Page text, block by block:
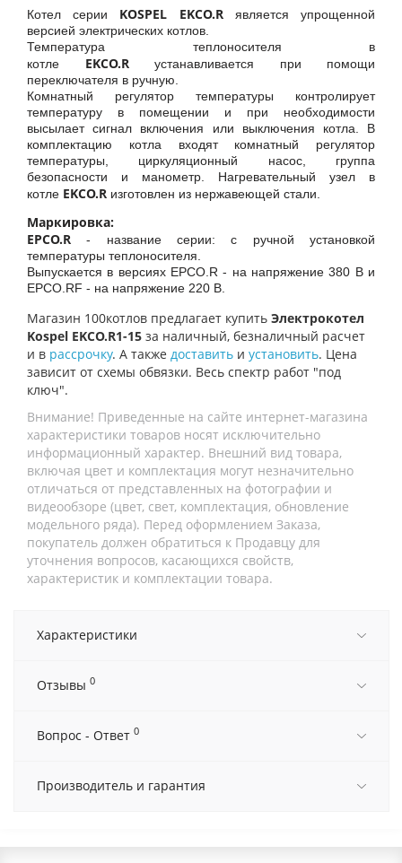
Котел серии KOSPEL EKCO.Rявляется упрощенной
версией электрических котлов.
Температура теплоносителя в
котле EKCO.Rустанавливается при помощи
переключателя в ручную.
Комнатный регулятор температуры контролирует
температуру в помещении и при необходимости
высылает сигнал включения или выключения котла. В
комплектацию котла входят комнатный регулятор
температуры, циркуляционный насос, группа
безопасности и манометр. Нагревательный узел в
котле EKCO.R изготовлен из нержавеющей стали.
Маркировка:
EPCO.R - название серии: с ручной установкой
температуры теплоносителя.
Выпускается в версиях EPCO.R - на напряжение 380 В и
EPCO.RF - на напряжение 220 В.
Магазин 100котлов предлагает купить Электрокотел
Kospel EKCO.R1-15 за наличный, безналичный расчет
и в рассрочку. А также доставить и установить. Цена
зависит от схемы обвязки. Весь спектр работ "под
ключ".
Внимание! Приведенные на сайте интернет-магазина
характеристики товаров носят исключительно
информационный характер. Внешний вид товара,
включая цвет и комплектация могут незначительно
отличаться от представленных на фотографии и
видеообзоре (цвет, свет, комплектация, обновление
модельного ряда). Перед оформлением Заказа,
покупатель должен обратиться к Продавцу для
уточнения вопросов, касающихся свойств,
характеристик и комплектации товара.
Характеристики
Отзывы 0
Вопрос - Ответ 0
Производитель и гарантия